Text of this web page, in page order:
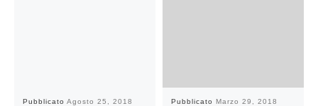
Pubblicato Agosto 25, 2018 Pubblicato Marzo 29, 2018